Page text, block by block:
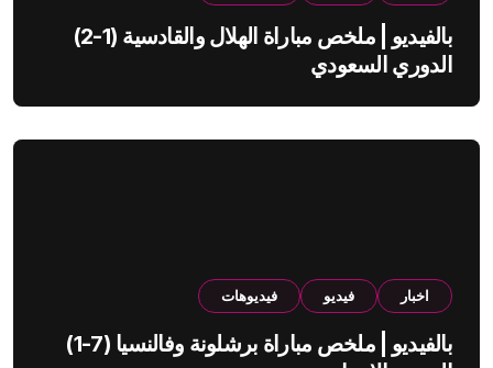
بالفيديو | ملخص مباراة الهلال والقادسية (1-2)
الدوري السعودي
اخبار فيديو فيديوهات
بالفيديو | ملخص مباراة برشلونة وفالنسيا (7-1)